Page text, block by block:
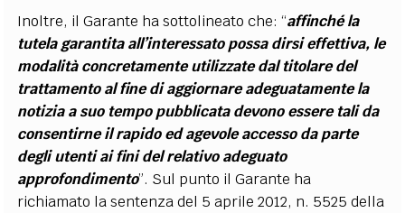
Inoltre, il Garante ha sottolineato che: “affinché la
tutela garantita all’interessato possa dirsi effettiva, le
modalità concretamente utilizzate dal titolare del
trattamento al fine di aggiornare adeguatamente la
notizia a suo tempo pubblicata devono essere tali da
consentirne il rapido ed agevole accesso da parte
degli utenti ai fini del relativo adeguato
approfondimento”. Sul punto il Garante ha
richiamato la sentenza del 5 aprile 2012, n. 5525 della